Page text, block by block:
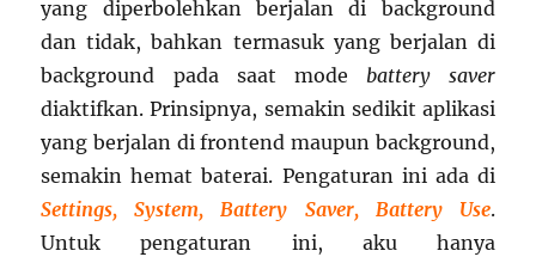
yang diperbolehkan berjalan di background
dan tidak, bahkan termasuk yang berjalan di
background pada saat mode battery saver
diaktifkan. Prinsipnya, semakin sedikit aplikasi
yang berjalan di frontend maupun background,
semakin hemat baterai. Pengaturan ini ada di
Settings, System, Battery Saver, Battery Use.
Untuk pengaturan ini, aku hanya